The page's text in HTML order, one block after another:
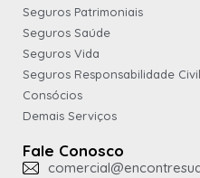
Seguros Patrimoniais
Seguros Saúde
Seguros Vida
Seguros Responsabilidade Civil
Consócios
Demais Serviços
Fale Conosco